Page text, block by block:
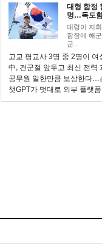
대형 함정
명…독도
대령이 지
함장에 해
군..
고교 평교사 3명 중 2명이 여
中, 건군절 앞두고 최신 전력
공무원 일한만큼 보상한다…
챗GPT가 멋대로 외부 플랫